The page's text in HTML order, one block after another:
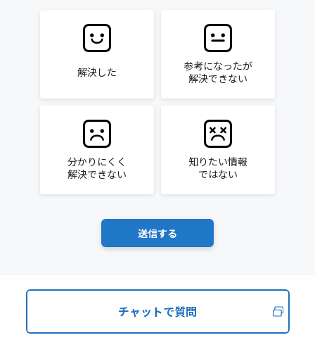
解決した
参考になったが
解決できない
分かりにくく
解決できない
知りたい情報
ではない
チャットで質問